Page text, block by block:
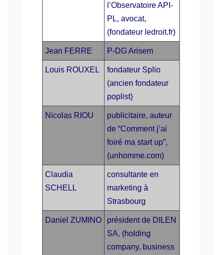
l’Observatoire API-
PL, avocat,
(fondateur ledroit.fr)
Jean FERRE P-DG Arisem
Louis ROUXEL
fondateur Splio
(ancien fondateur
poplist)
Nicolas RIOU
publicitaire, auteur
de “Comment j’ai
foiré ma start up”,
(unhomme.com)
Claudia
SCHELL
consultante en
marketing à
Strasbourg
Daniel ZUMINO
président de DILEN
SA, (holding
company, business